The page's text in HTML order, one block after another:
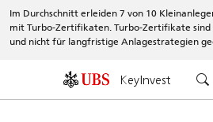
Im Durchschnitt erleiden 7 von 10
mit Turbo-Zertifikaten. Turbo-Zertifikate sind
und nicht für langfristige Anlagestrategien
KeyInvest